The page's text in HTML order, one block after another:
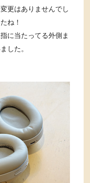
更はありませんでし
ね！
に当たってる外側ま
した。